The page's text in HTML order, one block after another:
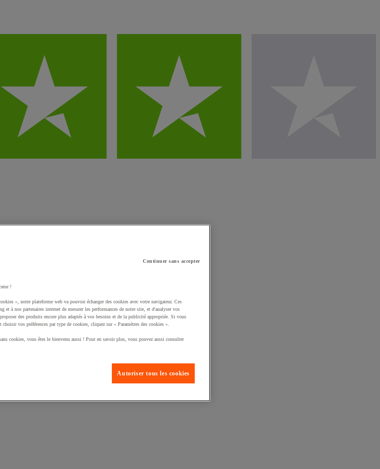
panier :
Continuer sans accepter
!
», notre plateforme web va pouvoir échanger des cookies avec votre navigateur. Ces
et à nos partenaires internet de mesurer les performances de notre site, et d'analyser vos
des produits encore plus adaptés à vos besoins et de la publicité appropriée. Si vous
vos préférences par type de cookies, cliquez sur « Paramètres des cookies ».
cookies, vous êtes le bienvenu aussi ! Pour en savoir plus, vous pouvez aussi consulter
Autoriser tous les cookies